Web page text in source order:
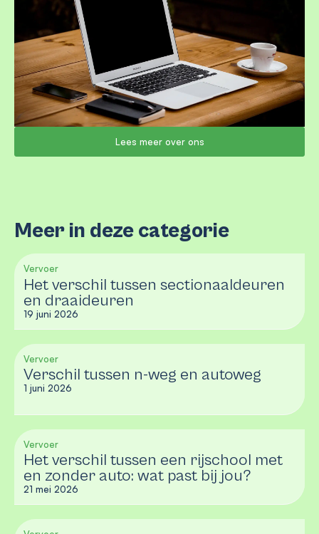
Lees meer over ons
Meer in deze categorie
Vervoer
Het verschil tussen sectionaaldeuren
en draaideuren
19 juni 2026
Vervoer
Verschil tussen n-weg en autoweg
1 juni 2026
Vervoer
Het verschil tussen een rijschool met
en zonder auto: wat past bij jou?
21 mei 2026